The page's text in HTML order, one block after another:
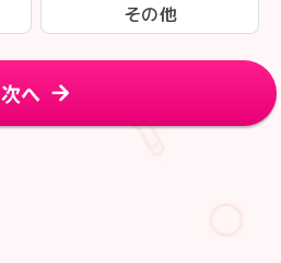
その他
次へ